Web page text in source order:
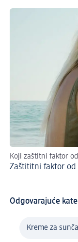
Koji zaštitni faktor
Zaštititni faktor od
Odgovarajuće
Kreme za